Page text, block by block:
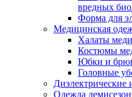
вредных
Форма для
Медицинская
Халаты
Костюмы
Юбки и
Головные
Диэлектрические
Одежда